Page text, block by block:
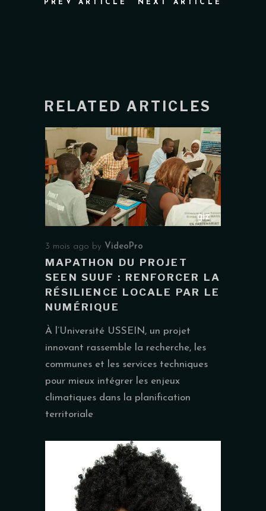
PREV ARTICLE NEXT ARTICLE
RELATED ARTICLES
3 mois ago by VideoPro
MAPATHON DU PROJET
SEEN SUUF : RENFORCER LA
RÉSILIENCE LOCALE PAR LE
NUMÉRIQUE
À l’Université USSEIN, un projet
innovant rassemble la recherche, les
communes et les services techniques
pour mieux intégrer les enjeux
climatiques dans la planification
territoriale